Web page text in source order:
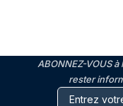
ABONNEZ-VOUS
rester